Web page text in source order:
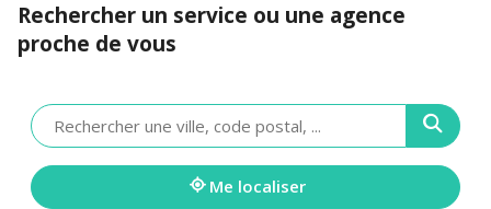
Rechercher un service ou une agence
proche de vous
Veuillez
renseigner
une
adresse
Me localiser